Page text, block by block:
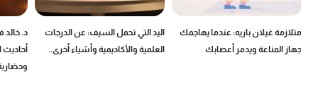
متلازمة غيلان باريه: عندما يهاجمك
جهاز المناعة ويدمر أعصابك
اليد التي تحمل السيف: عن الدرجات
العلمية والأكاديمية وأشياء أخرى..
د.
أحاديث